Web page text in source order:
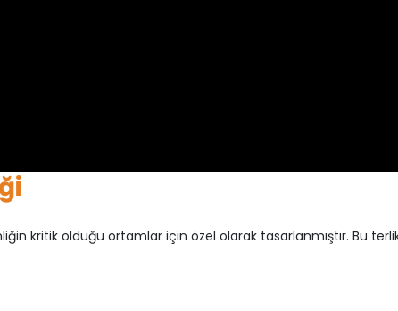
kritik olduğu ortamlar için özel olarak tasarlanmıştır. Bu